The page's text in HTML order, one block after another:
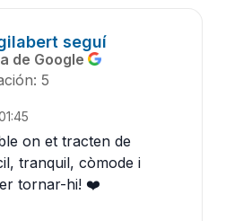
seguí
de Google
5
on et tracten de
tranquil, còmode i
tornar-hi! ❤️